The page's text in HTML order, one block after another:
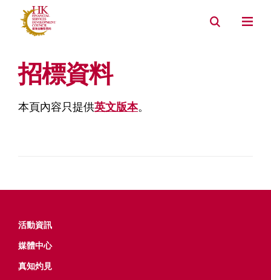
招標資料
本頁內容只提供英文版本。
活動資​​訊
媒體中心
真知灼見